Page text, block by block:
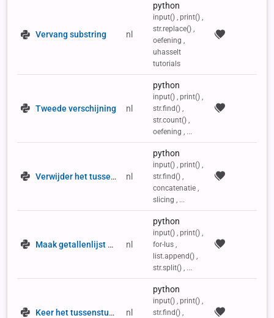
Vervang substring nl
python
input() , print() ,
str.replace() ,
oefening ,
uhasselt
tutorials
Tweede verschijning nl
python
input() , print() ,
str.find() ,
str.count() ,
oefening , ...
Verwijder het tussenstuk nl
python
input() , print() ,
str.find() ,
concatenatie ,
slicing , ...
Maak getallenlijst van string nl
python
input() , print() ,
for-lus ,
list.append() ,
str.split() , ...
Keer het tussenstuk om nl
python
input() , print() ,
str.find() ,